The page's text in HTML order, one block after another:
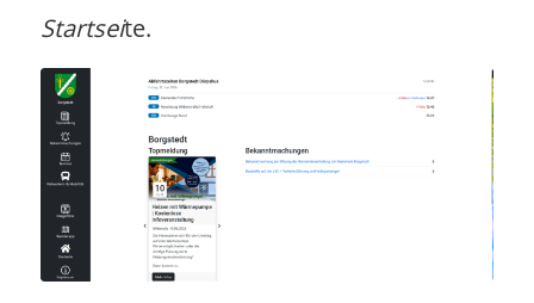
Startseite.